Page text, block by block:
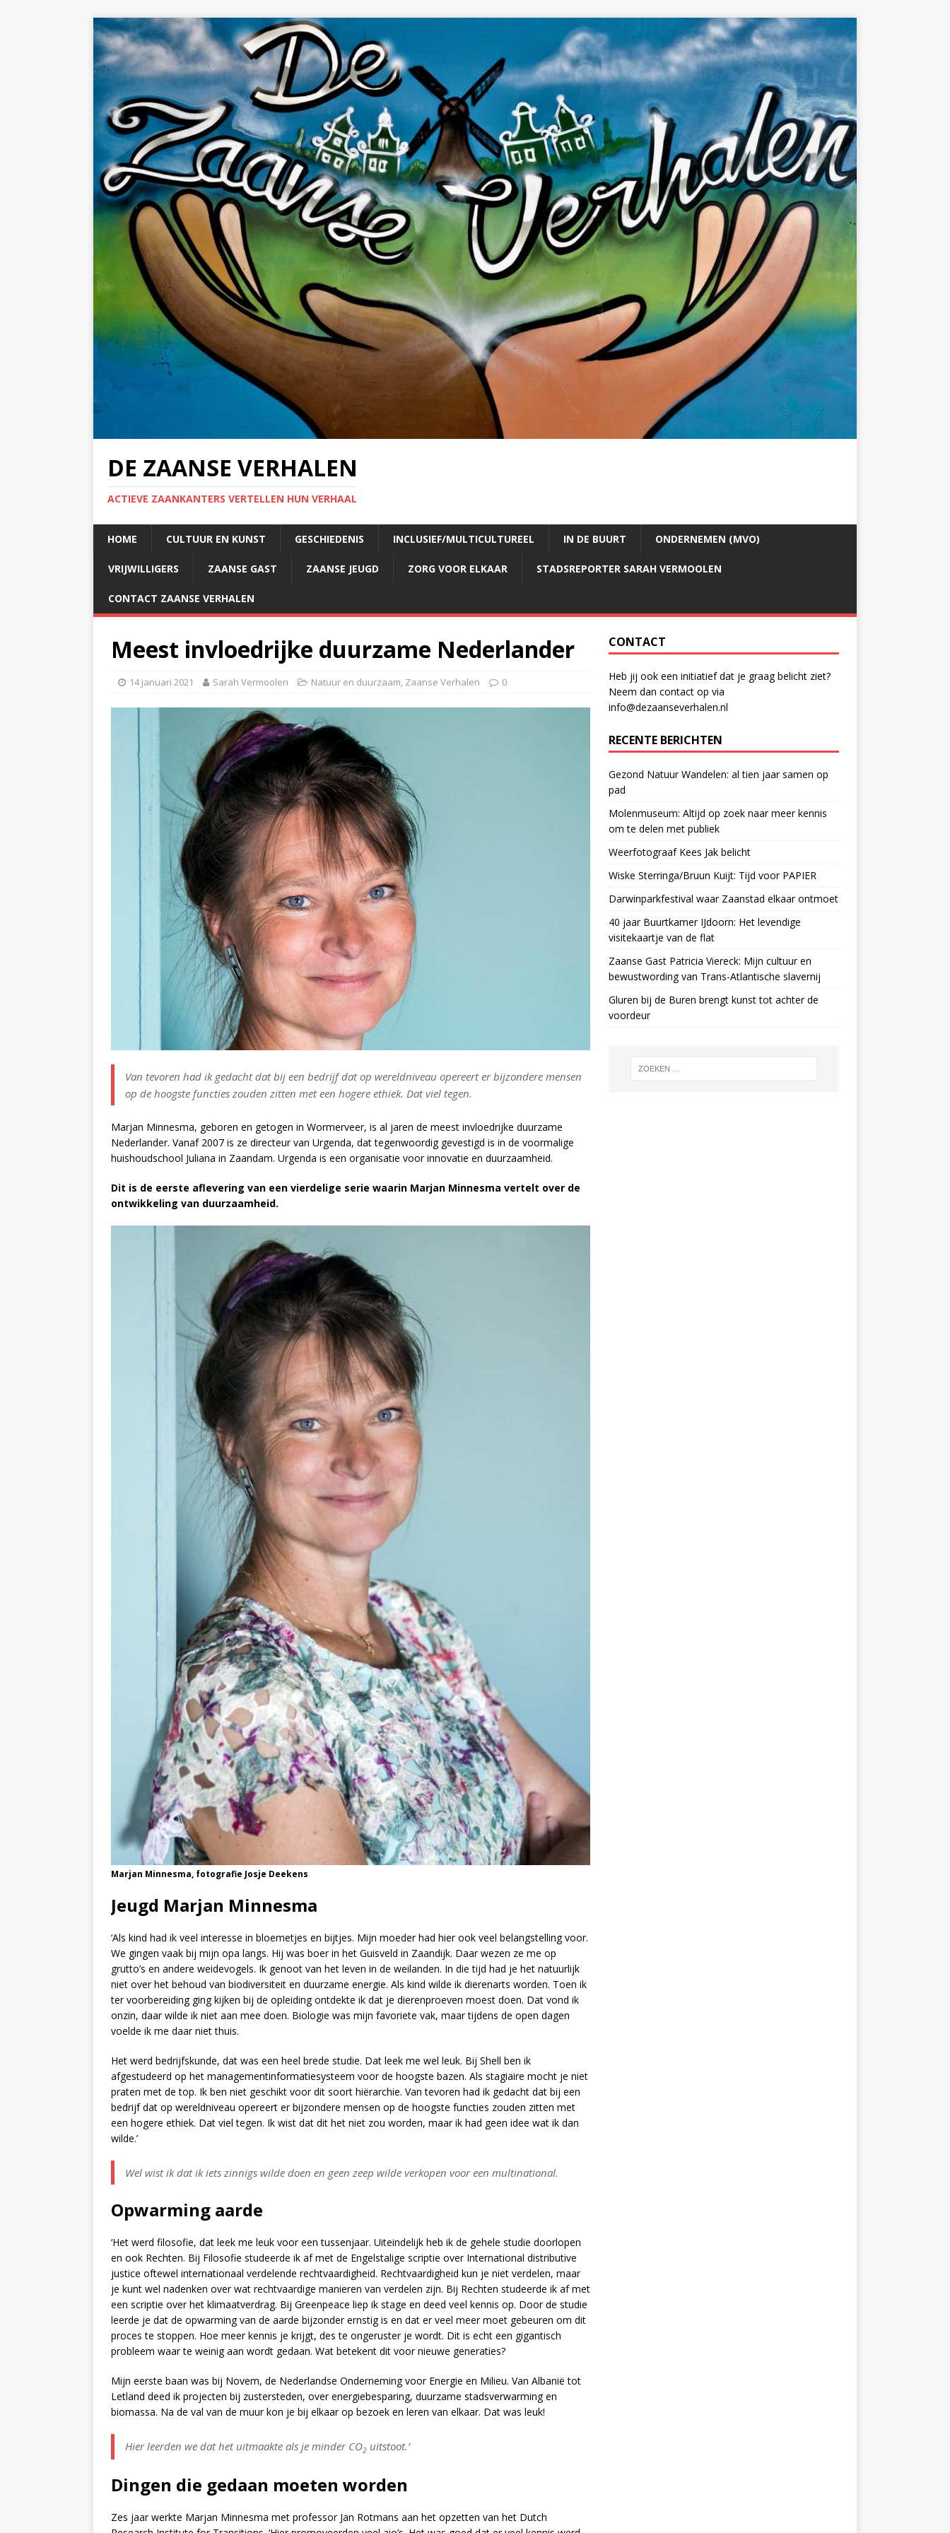
DE ZAANSE VERHALEN
ACTIEVE ZAANKANTERS VERTELLEN HUN VERHAAL
HOME CULTUUR EN KUNST GESCHIEDENIS INCLUSIEF/MULTICULTUREEL IN DE BUURT ONDERNEMEN (MVO)
VRIJWILLIGERS ZAANSE GAST ZAANSE JEUGD ZORG VOOR ELKAAR STADSREPORTER SARAH VERMOOLEN
CONTACT ZAANSE VERHALEN
Meest invloedrijke duurzame Nederlander
14 januari 2021 Sarah Vermoolen Natuur en duurzaam, Zaanse Verhalen 0
Van tevoren had ik gedacht dat bij een bedrijf dat op wereldniveau opereert er bijzondere mensen
op de hoogste functies zouden zitten met een hogere ethiek. Dat viel tegen.
Marjan Minnesma, geboren en getogen in Wormerveer, is al jaren de meest invloedrijke duurzame
Nederlander. Vanaf 2007 is ze directeur van Urgenda, dat tegenwoordig gevestigd is in de voormalige
huishoudschool Juliana in Zaandam. Urgenda is een organisatie voor innovatie en duurzaamheid.
Dit is de eerste aflevering van een vierdelige serie waarin Marjan Minnesma vertelt over de
ontwikkeling van duurzaamheid.
Marjan Minnesma, fotografie Josje Deekens
Jeugd Marjan Minnesma
‘Als kind had ik veel interesse in bloemetjes en bijtjes. Mijn moeder had hier ook veel belangstelling voor.
We gingen vaak bij mijn opa langs. Hij was boer in het Guisveld in Zaandijk. Daar wezen ze me op
grutto’s en andere weidevogels. Ik genoot van het leven in de weilanden. In die tijd had je het natuurlijk
niet over het behoud van biodiversiteit en duurzame energie. Als kind wilde ik dierenarts worden. Toen ik
ter voorbereiding ging kijken bij de opleiding ontdekte ik dat je dierenproeven moest doen. Dat vond ik
onzin, daar wilde ik niet aan mee doen. Biologie was mijn favoriete vak, maar tijdens de open dagen
voelde ik me daar niet thuis.
Het werd bedrijfskunde, dat was een heel brede studie. Dat leek me wel leuk. Bij Shell ben ik
afgestudeerd op het managementinformatiesysteem voor de hoogste bazen. Als stagiaire mocht je niet
praten met de top. Ik ben niet geschikt voor dit soort hiërarchie. Van tevoren had ik gedacht dat bij een
bedrijf dat op wereldniveau opereert er bijzondere mensen op de hoogste functies zouden zitten met
een hogere ethiek. Dat viel tegen. Ik wist dat dit het niet zou worden, maar ik had geen idee wat ik dan
wilde.’
Wel wist ik dat ik iets zinnigs wilde doen en geen zeep wilde verkopen voor een multinational.
Opwarming aarde
‘Het werd filosofie, dat leek me leuk voor een tussenjaar. Uiteindelijk heb ik de gehele studie doorlopen
en ook Rechten. Bij Filosofie studeerde ik af met de Engelstalige scriptie over International distributive
justice oftewel internationaal verdelende rechtvaardigheid. Rechtvaardigheid kun je niet verdelen, maar
je kunt wel nadenken over wat rechtvaardige manieren van verdelen zijn. Bij Rechten studeerde ik af met
een scriptie over het klimaatverdrag. Bij Greenpeace liep ik stage en deed veel kennis op. Door de studie
leerde je dat de opwarming van de aarde bijzonder ernstig is en dat er veel meer moet gebeuren om dit
proces te stoppen. Hoe meer kennis je krijgt, des te ongeruster je wordt. Dit is echt een gigantisch
probleem waar te weinig aan wordt gedaan. Wat betekent dit voor nieuwe generaties?
Mijn eerste baan was bij Novem, de Nederlandse Onderneming voor Energie en Milieu. Van Albanië tot
Letland deed ik projecten bij zustersteden, over energiebesparing, duurzame stadsverwarming en
biomassa. Na de val van de muur kon je bij elkaar op bezoek en leren van elkaar. Dat was leuk!
Hier leerden we dat het uitmaakte als je minder CO2 uitstoot.’
Dingen die gedaan moeten worden
Zes jaar werkte Marjan Minnesma met professor Jan Rotmans aan het opzetten van het Dutch
CONTACT
Heb jij ook een initiatief dat je graag belicht ziet?
Neem dan contact op via
info@dezaanseverhalen.nl
RECENTE BERICHTEN
Gezond Natuur Wandelen: al tien jaar samen op
pad
Molenmuseum: Altijd op zoek naar meer kennis
om te delen met publiek
Weerfotograaf Kees Jak belicht
Wiske Sterringa/Bruun Kuijt: Tijd voor PAPIER
Darwinparkfestival waar Zaanstad elkaar ontmoet
40 jaar Buurtkamer IJdoorn: Het levendige
visitekaartje van de flat
Zaanse Gast Patricia Viereck: Mijn cultuur en
bewustwording van Trans-Atlantische slavernij
Gluren bij de Buren brengt kunst tot achter de
voordeur